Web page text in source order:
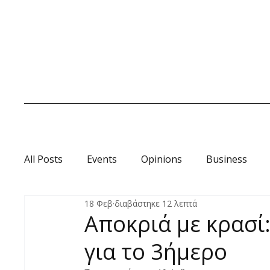
All Posts Events Opinions Business
Οινοωροσκόπιο
Αποκριά με
για το 3ήμερο
18 Φεβ διαβάστηκε 12 λεπτά